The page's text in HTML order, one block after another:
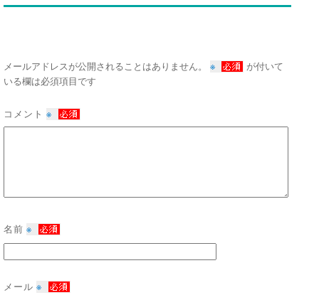
メールアドレスが公開されることはありません。 ※
が付いて
いる欄は必須項目です
コメント ※
名前 ※
メール ※